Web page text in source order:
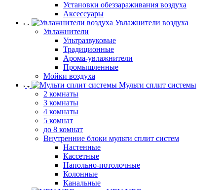
Установки обеззараживания воздуха
Аксессуары
Увлажнители воздуха
Увлажнители
Ультразвуковые
Традиционные
Арома-увлажнители
Промышленные
Мойки воздуха
Мульти сплит системы
2 комнаты
3 комнаты
4 комнаты
5 комнат
до 8 комнат
Внутренние блоки мульти сплит систем
Настенные
Кассетные
Напольно-потолочные
Колонные
Канальные